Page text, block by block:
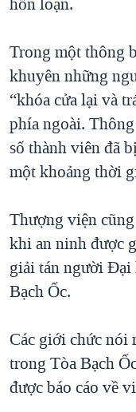
Trong một thông
khuyên những
“khóa cửa lại và
phía ngoài.
số thành viên đã
một khoảng thời
Thượng viện
khi an ninh được
giải tán người Đại
Bạch Ốc.
Các giới chức nói
trong Tòa Bạch
được báo cáo về